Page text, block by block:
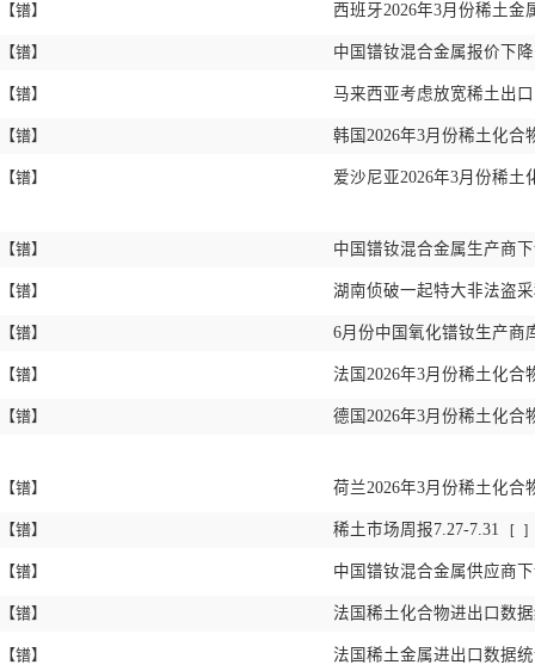
【镨】
【镨】
【镨】
【镨】
【镨】
【镨】
【镨】
【镨】
【镨】
【镨】
【镨】
【镨】
【镨】
【镨】
【镨】
西班牙2026年3月份稀土
中国镨钕混合金属报价下
马来西亚考虑放宽稀土出
韩国2026年3月份稀土化
爱沙尼亚2026年3月份稀
中国镨钕混合金属生产商
湖南侦破一起特大非法盗
6月份中国氧化镨钕生产商
法国2026年3月份稀土化
德国2026年3月份稀土化
荷兰2026年3月份稀土化
稀土市场周报7.27-7.31 [ ]
中国镨钕混合金属供应商
法国稀土化合物进出口数
法国稀土金属进出口数据